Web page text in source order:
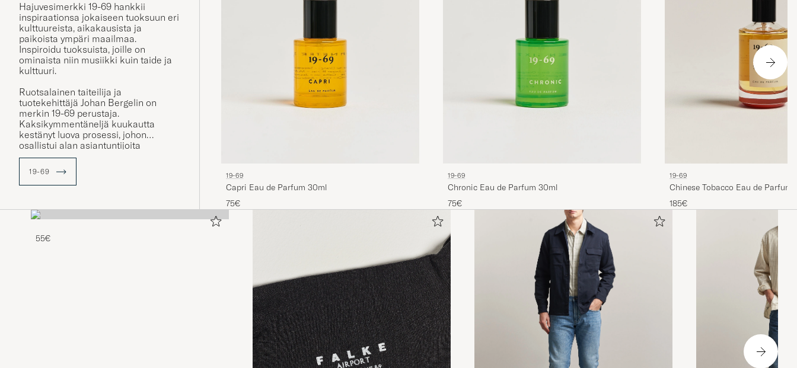
Hajuvesimerkki 19-69 hankkii
inspiraationsa jokaiseen tuoksuun eri
kulttuureista, aikakausista ja
paikoista ympäri maailmaa.
Inspiroidu tuoksuista, joille on
ominaista niin musiikki kuin taide ja
kulttuuri.
Ruotsalainen taiteilija ja
tuotekehittäjä Johan Bergelin on
merkin 19-69 perustaja.
Kaksikymmentäneljä kuukautta
kestänyt luova prosessi, johon
osallistui alan asiantuntijoita
Skandinaviasta, Ranskasta ja Italiasta
johti 5 ylellisen hajuveden julkaisuun
Colettessa, Pariisissa, 2017.
Hajuvesimerkin 19-69 kokoelma on
muutamalla uudella tuoksulla.
19-69 19-69
Capri Eau de Parfum 30ml
75€
19-69
Chronic Eau de Parfum 30ml
75€
19-69
Chinese Tobacco Eau de Parfum
185€
55€